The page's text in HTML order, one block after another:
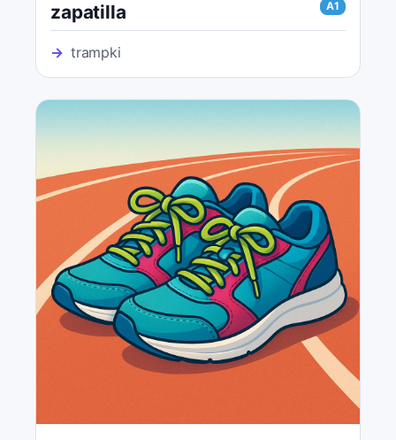
zapatilla A1
→ trampki